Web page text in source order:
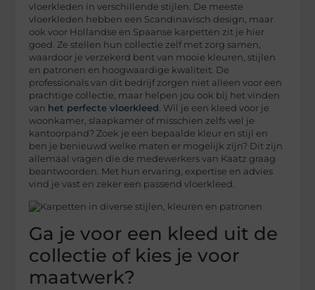
vloerkleden in verschillende stijlen. De meeste
vloerkleden hebben een Scandinavisch design, maar
ook voor Hollandse en Spaanse karpetten zit je hier
goed. Ze stellen hun collectie zelf met zorg samen,
waardoor je verzekerd bent van mooie kleuren, stijlen
en patronen en hoogwaardige kwaliteit. De
professionals van dit bedrijf zorgen niet alleen voor een
prachtige collectie, maar helpen jou ook bij het vinden
van het perfecte vloerkleed . Wil je een kleed voor je
woonkamer, slaapkamer of misschien zelfs wel je
kantoorpand? Zoek je een bepaalde kleur en stijl en
ben je benieuwd welke maten er mogelijk zijn? Dit zijn
allemaal vragen die de medewerkers van Kaatz graag
beantwoorden. Met hun ervaring, expertise en advies
vind je vast en zeker een passend vloerkleed.
Ga je voor een kleed uit de
collectie of kies je voor
maatwerk?